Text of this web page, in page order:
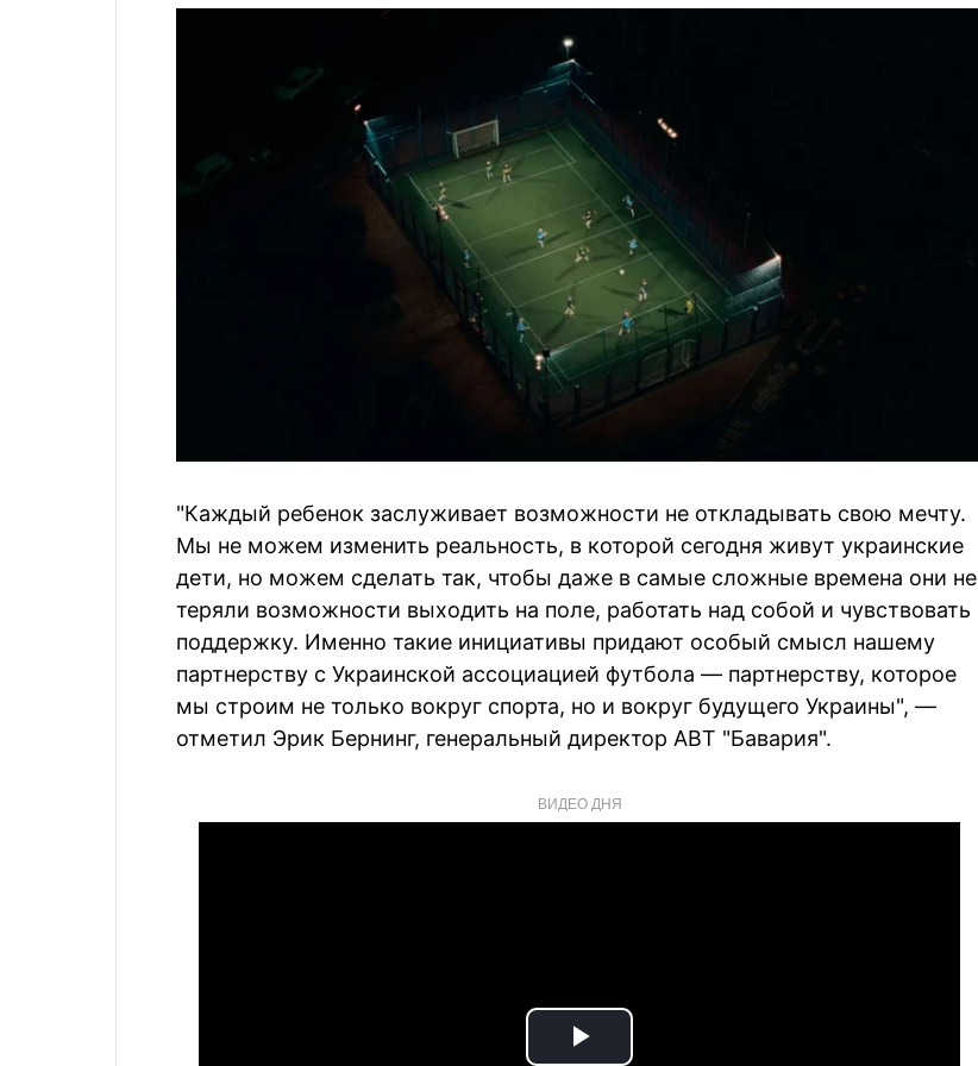
"Каждый ребенок заслуживает возможности не откладывать свою мечту.
Мы не можем изменить реальность, в которой сегодня живут украинские
дети, но можем сделать так, чтобы даже в самые сложные времена они не
теряли возможности выходить на поле, работать над собой и чувствовать
поддержку. Именно такие инициативы придают особый смысл нашему
партнерству с Украинской ассоциацией футбола — партнерству, которое
мы строим не только вокруг спорта, но и вокруг будущего Украины", —
отметил Эрик Бернинг, генеральный директор АВТ "Бавария".
ВИДЕО ДНЯ